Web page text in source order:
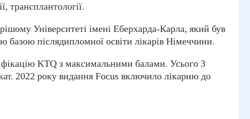
трансплантології.
Університеті імені Еберхарда-Карла, який був
базою післядипломної освіти лікарів Німеччини.
KTQ з максимальними балами. Усього 3
2022 року видання Focus включило лікарню до